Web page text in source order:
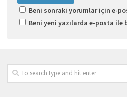
Beni sonraki yorumlar için e-
Beni yeni yazılarda e-posta ile